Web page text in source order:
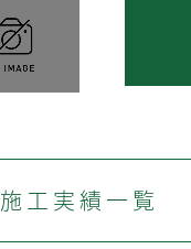
施工実績一覧